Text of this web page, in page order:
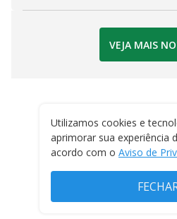
VEJA MAIS
Utilizamos cookies e
aprimorar sua experiência
acordo com o Aviso de